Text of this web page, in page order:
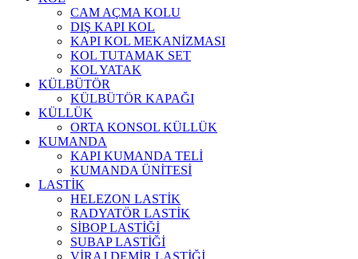
CAM AÇMA KOLU
DIŞ KAPI KOL
KAPI KOL MEKANİZMASI
KOL TUTAMAK SET
KOL YATAK
KÜLBÜTÖR
KÜLBÜTÖR KAPAĞI
KÜLLÜK
ORTA KONSOL KÜLLÜK
KUMANDA
KAPI KUMANDA TELİ
KUMANDA ÜNİTESİ
LASTİK
HELEZON LASTİK
RADYATÖR LASTİK
SİBOP LASTİĞİ
SUBAP LASTİĞİ